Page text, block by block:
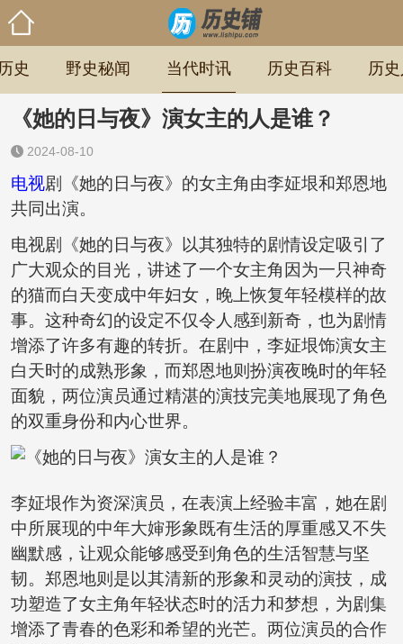
史 野史秘闻 当代时讯 历史百科 历
《她的日与夜》演女主的人是谁？
2024-08-10
电视剧《她的日与夜》的女主角由李姃垠和郑恩地
共同出演。
电视剧《她的日与夜》以其独特的剧情设定吸引了
广大观众的目光，讲述了一个女主角因为一只神奇
的猫而白天变成中年妇女，晚上恢复年轻模样的故
事。这种奇幻的设定不仅令人感到新奇，也为剧情
增添了许多有趣的转折。在剧中，李姃垠饰演女主
白天时的成熟形象，而郑恩地则扮演夜晚时的年轻
面貌，两位演员通过精湛的演技完美地展现了角色
的双重身份和内心世界。
李姃垠作为资深演员，在表演上经验丰富，她在剧
中所展现的中年大婶形象既有生活的厚重感又不失
幽默感，让观众能够感受到角色的生活智慧与坚
韧。郑恩地则是以其清新的形象和灵动的演技，成
功塑造了女主角年轻状态时的活力和梦想，为剧集
增添了青春的色彩和希望的光芒。两位演员的合作